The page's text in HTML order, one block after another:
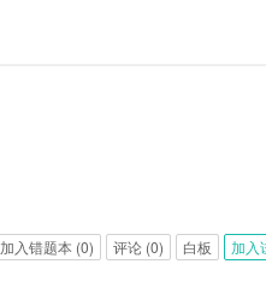
加入错题本 (0) 评论 (0) 白板 加入